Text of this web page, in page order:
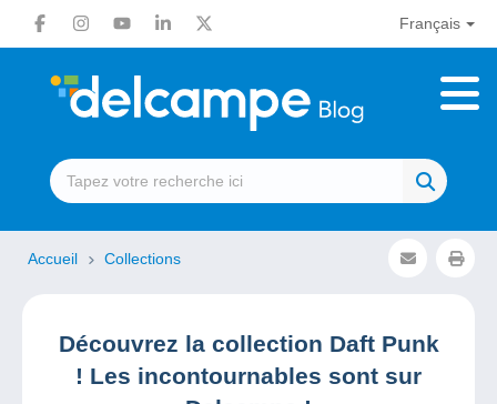
Français
Accueil Collections
Découvrez la collection Daft Punk
! Les incontournables sont sur